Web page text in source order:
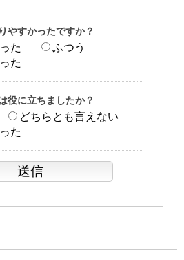
やすかったですか？
た
ふつう
た
役に立ちましたか？
どちらとも言えない
た